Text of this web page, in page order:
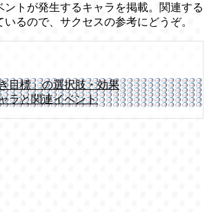
ントが発生するキャラを掲載。関連する
るので、サクセスの参考にどうぞ。
目標」の選択肢・効果
ラと関連イベント